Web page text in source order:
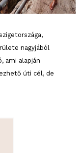
nagyjából
ami alapján
úti cél, de